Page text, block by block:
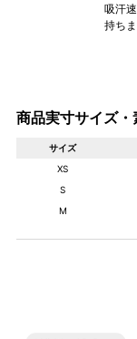
吸汗
持ちま
商品実寸サイズ・
サイズ
XS
S
M